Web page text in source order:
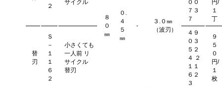
２
サイクル
８
０
㎜
０.
４
５
㎜
-
３.０㎜
（波刃）
００
７３
７
円/
１
丁
替
刃
Ｓ
－
１
１
６
２
小さくても
一人前 リ
サイクル
替刃
４９
０３
５２
４ ２
１１
６２
３
９
５
０
円/
１
枚